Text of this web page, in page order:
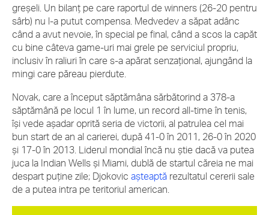
greșeli. Un bilanț pe care raportul de winners (26-20 pentru
sârb) nu l-a putut compensa. Medvedev a săpat adânc
când a avut nevoie, în special pe final, când a scos la capăt
cu bine câteva game-uri mai grele pe serviciul propriu,
inclusiv în raliuri în care s-a apărat senzațional, ajungând la
mingi care păreau pierdute.
Novak, care a început săptămâna sărbătorind a 378-a
săptămână pe locul 1 în lume, un record all-time în tenis,
își vede așadar oprită seria de victorii, al patrulea cel mai
bun start de an al carierei, după 41-0 în 2011, 26-0 în 2020
și 17-0 în 2013. Liderul mondial încă nu știe dacă va putea
juca la Indian Wells și Miami, dublă de startul căreia ne mai
despart puține zile; Djokovic așteaptă rezultatul cererii sale
de a putea intra pe teritoriul american.